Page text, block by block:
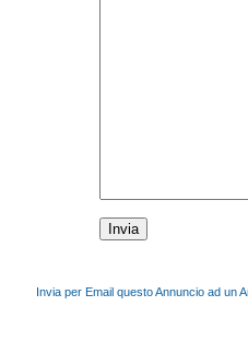
Invia per Email questo Annuncio ad un